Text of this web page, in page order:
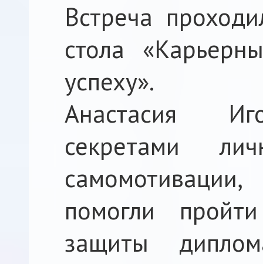
Встреча
стола
успеху».
Анастасия
секретами
помогли
защиты